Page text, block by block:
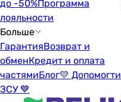
до -50%Программа
лояльности
Больше
ГарантияВозврат и
обменКредит и оплата
частямиБлог💛 Допомогти
ЗСУ 💙